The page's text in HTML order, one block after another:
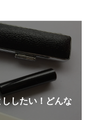
したい！どんな